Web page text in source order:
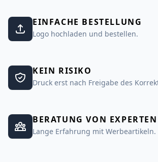
EINFACHE BESTELLUNG
Logo hochladen und bestellen.
KEIN RISIKO
Druck erst nach Freigabe des
BERATUNG VON EXPERTEN
Lange Erfahrung mit Werbeartikeln.